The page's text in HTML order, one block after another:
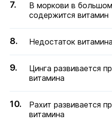
В моркови в
содержится витамин
Недостаток
Цинга развивается
витамина
Рахит развивается
витамина